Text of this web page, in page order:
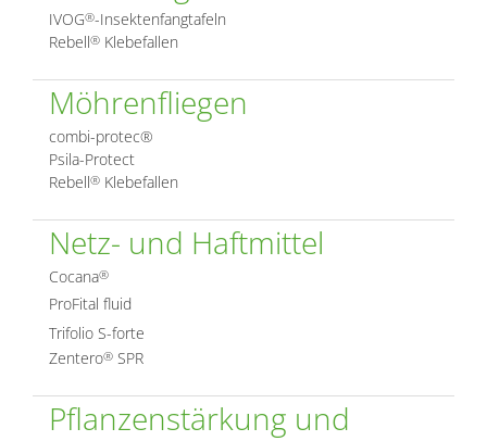
IVOG®-Insektenfangtafeln
Rebell®Klebefallen
Möhrenfliegen
combi-protec®
Psila-Protect
Rebell®Klebefallen
Netz- und Haftmittel
Cocana®
ProFital fluid
Trifolio S-forte
Zentero®SPR
Pflanzenstärkung und